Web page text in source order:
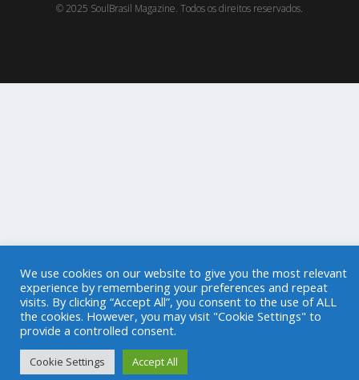
© 2025 SoulBrasil Magazine. Todos os direitos reservados.
We use cookies on our website to give you the most relevant
experience by remembering your preferences and repeat
visits. By clicking “Accept All”, you consent to the use of ALL
the cookies. However, you may visit "Cookie Settings" to
provide a controlled consent.
Cookie Settings Accept All